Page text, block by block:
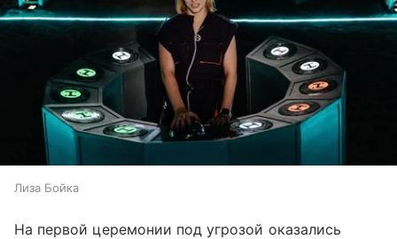
Лиза Бойка
На первой церемонии под угрозой оказались